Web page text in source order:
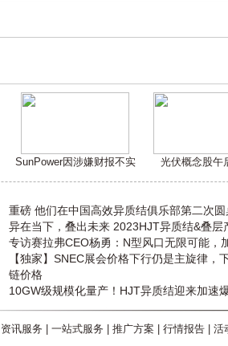
SunPower因涉嫌财报不实 光伏概念股午
重磅 他们在中国高效异质结俱乐部第二次
异在当下，叠出未来 2023HJT异质结&叠层
专访赛拉弗CEO杨勇：N型风口无限可能，
【独家】SNEC展会价格下行仍是主旋律，
链价格
10GW级规模化量产！HJT异质结迎来加速
资讯服务 一站式服务 推广方案 行情报告| 活